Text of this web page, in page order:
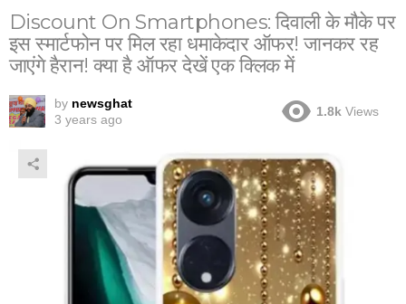
Discount On Smartphones: दिवाली के मौके पर
इस स्मार्टफोन पर मिल रहा धमाकेदार ऑफर! जानकर रह
जाएंगे हैरान! क्या है ऑफर देखें एक क्लिक में
by newsghat
3 years ago
1.8k Views